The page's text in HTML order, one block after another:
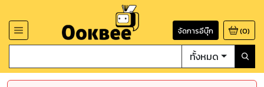
จัดการอีบุ๊ก (0)
ทั้งหมด